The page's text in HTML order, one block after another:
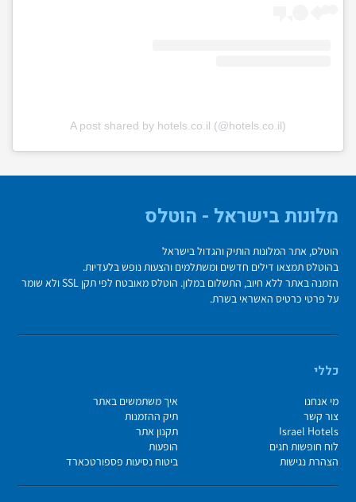
A post shared by hotels.co.il (@hotels.co.il)
מלונות בישראל - הוטלס
הוטלס, אתר המלונות הותיק והגדול בישראל
בהוטלס תמצאו דילים חדשים ומשתלמים והצעות נופש בלעדיות.
הזמנה באתר ללא חיוב, התשלום במלון. הוטלס מאובטח לפי תקן SSL ולא שומר
על פרטי כרטיס האשראי בשרת.
כללי
מי אנחנו
איך משתמשים באתר
צור קשר
תיק ההזמנות
Israel Hotels
תקנון אתר
לוח חופשות חגים
הופעות
הצהרת נגישות
ביטוח נסיעות פספורטכארד